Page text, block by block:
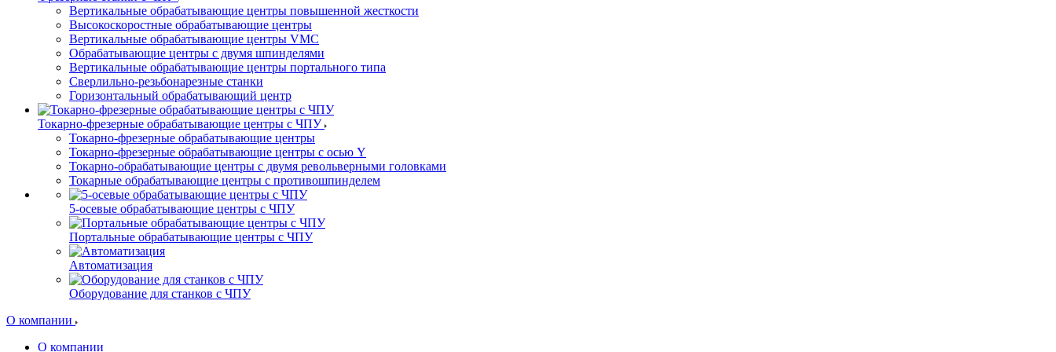
Вертикальные обрабатывающие центры повышенной жесткости
Высокоскоростные обрабатывающие центры
Вертикальные обрабатывающие центры VMC
Обрабатывающие центры с двумя шпинделями
Вертикальные обрабатывающие центры портального типа
Сверлильно-резьбонарезные станки
Горизонтальный обрабатывающий центр
Токарно-фрезерные обрабатывающие центры с ЧПУ
Токарно-фрезерные обрабатывающие центры
Токарно-фрезерные обрабатывающие центры с осью Y
Токарно-обрабатывающие центры c двумя револьверными головками
Токарные обрабатывающие центры с противошпинделем
5-осевые обрабатывающие центры с ЧПУ
Портальные обрабатывающие центры с ЧПУ
Автоматизация
Оборудование для станков с ЧПУ
О компании
О компании